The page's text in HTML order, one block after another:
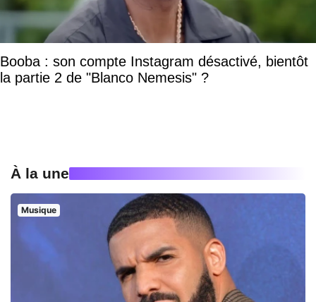
Booba : son compte Instagram désactivé, bientôt
la partie 2 de "Blanco Nemesis" ?
À la une
Musique